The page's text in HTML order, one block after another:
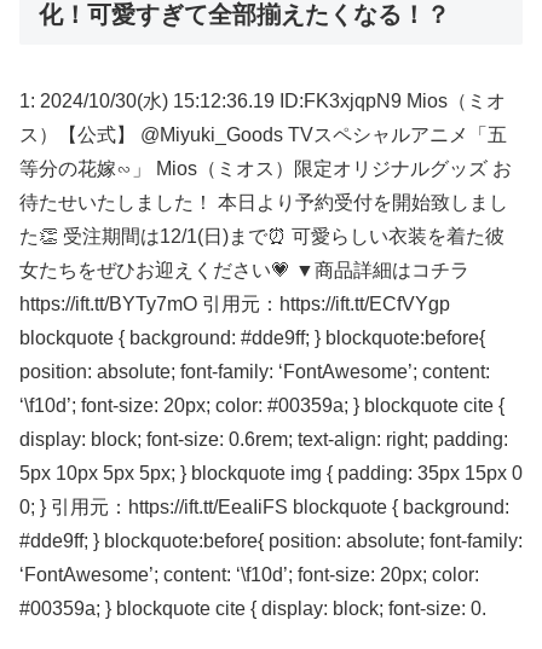
化！可愛すぎて全部揃えたくなる！？
1: 2024/10/30(水) 15:12:36.19 ID:FK3xjqpN9 Mios（ミオ
ス）【公式】 @Miyuki_Goods TVスペシャルアニメ「五
等分の花嫁∽」 Mios（ミオス）限定オリジナルグッズ お
待たせいたしました！ 本日より予約受付を開始致しまし
た👏 受注期間は12/1(日)まで⏰ 可愛らしい衣装を着た彼
女たちをぜひお迎えください💗 ▼商品詳細はコチラ
https://ift.tt/BYTy7mO 引用元：https://ift.tt/ECfVYgp
blockquote { background: #dde9ff; } blockquote:before{
position: absolute; font-family: ‘FontAwesome’; content:
‘\f10d’; font-size: 20px; color: #00359a; } blockquote cite {
display: block; font-size: 0.6rem; text-align: right; padding:
5px 10px 5px 5px; } blockquote img { padding: 35px 15px 0
0; } 引用元：https://ift.tt/EeaIiFS blockquote { background:
#dde9ff; } blockquote:before{ position: absolute; font-family:
‘FontAwesome’; content: ‘\f10d’; font-size: 20px; color:
#00359a; } blockquote cite { display: block; font-size: 0.